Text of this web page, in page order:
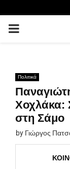
PRIMARY
Πολιτικά
Χοχλάκα:
στη Σάμο
by Γιώργος